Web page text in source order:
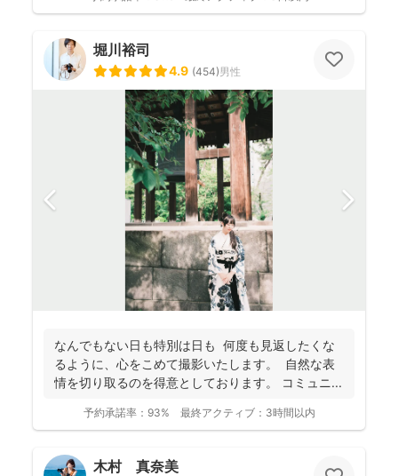
堀川裕司
4.9 (454)男性
なんでもない日も特別は日も 何度も見返したくな
るように、心をこめて撮影いたします。 自然な表
情を切り取るのを得意としております。 コミュニ...
予約承諾率： 93% 最終アクティブ： 3時間以内
木村 真奈美